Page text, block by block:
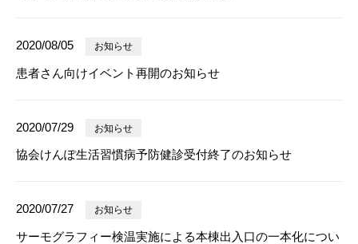
2020/08/05 お知らせ
患者さん向けイベント再開のお知らせ
2020/07/29 お知らせ
協会けんぽ生活習慣病予防健診受付終了のお知らせ
2020/07/27 お知らせ
サーモグラフィー検温実施による本棟出入口の一本化につい